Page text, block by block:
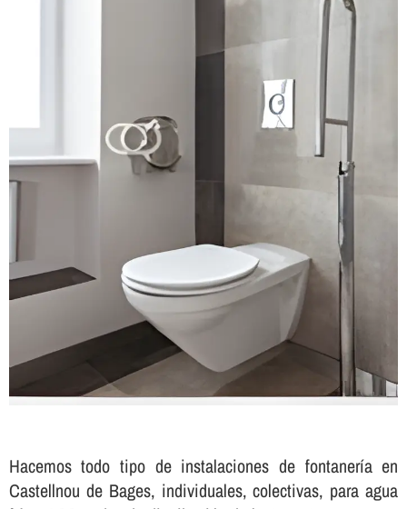
Hacemos todo tipo de instalaciones de fontanerí­a en
Castellnou de Bages, individuales, colectivas, para agua